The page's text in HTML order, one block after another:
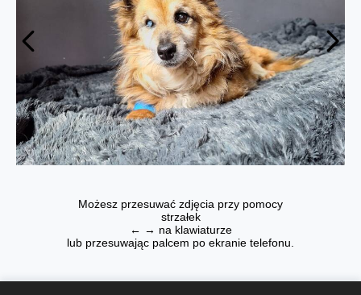
Możesz przesuwać zdjęcia przy pomocy
strzałek
← → na klawiaturze
lub przesuwając palcem po ekranie telefonu.